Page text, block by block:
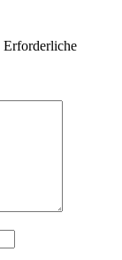
Erforderliche